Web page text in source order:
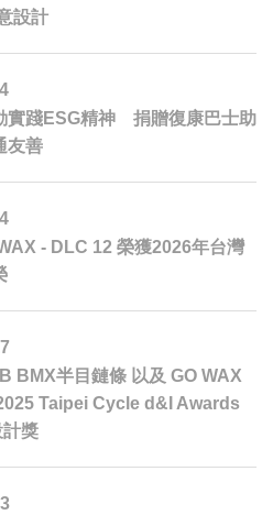
設計
實踐ESG精神 捐贈復康巴士助
友善
- DLC 12 榮獲2026年台灣
BMX半目鏈條 以及 GO WAX
Taipei Cycle d&I Awards
計獎